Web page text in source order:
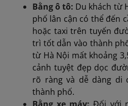
Bằng ô tô: Du khách từ
phố lân cận có thể đến
hoặc taxi trên tuyến
trì tốt dẫn vào thành
từ Hà Nội mất khoảng
cảnh tuyệt đẹp dọc
rõ ràng và dễ dàng di
thành phố.